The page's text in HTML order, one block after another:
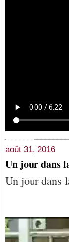
août 31, 2016
Un jour dans
Un jour dans